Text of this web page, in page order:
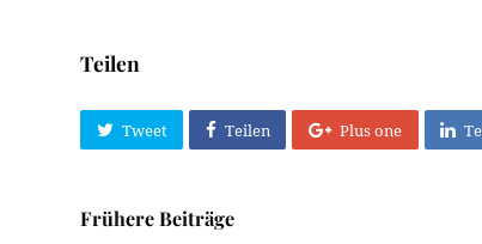
Teilen
Tweet Teilen Plus one
Frühere Beiträge